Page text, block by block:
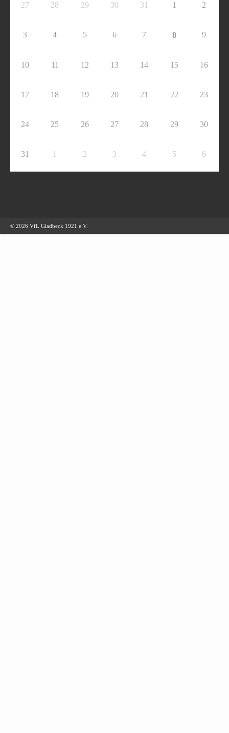
27 28 29 30 31 1 2
3 4 5 6 7 8 9
10 11 12 13 14 15 16
17 18 19 20 21 22 23
24 25 26 27 28 29 30
31 1 2 3 4 5 6
© 2026 VfL Gladbeck 1921 e.V.